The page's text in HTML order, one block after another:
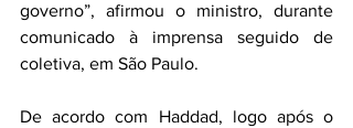
governo”, afirmou o ministro, durante
comunicado à imprensa seguido de
coletiva, em São Paulo.
De acordo com Haddad, logo após o